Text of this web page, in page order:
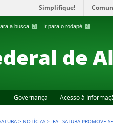
a busca 3 Ir para o rodapé 4
Simplifique!
de
Governança Acesso à
> NOTÍCIAS > IFAL SATUBA PROMOVE